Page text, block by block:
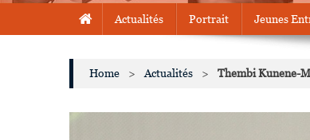
Actualités Portrait Jeunes
Home > Actualités > Thembi Kunene-